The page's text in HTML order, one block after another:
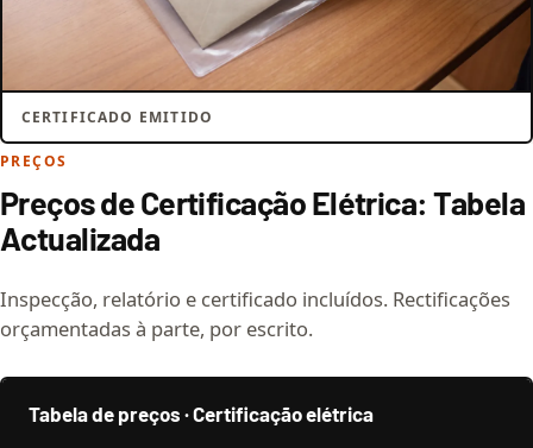
CERTIFICADO EMITIDO
PREÇOS
Preços de Certificação Elétrica: Tabela
Actualizada
Inspecção, relatório e certificado incluídos. Rectificações
orçamentadas à parte, por escrito.
Tabela de preços · Certificação elétrica